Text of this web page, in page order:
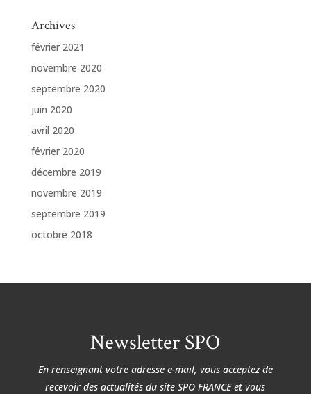
Archives
février 2021
novembre 2020
septembre 2020
juin 2020
avril 2020
février 2020
décembre 2019
novembre 2019
septembre 2019
octobre 2018
Newsletter SPO
En renseignant votre adresse e-mail, vous acceptez de
recevoir des actualités du siteSPO FRANCE et vous